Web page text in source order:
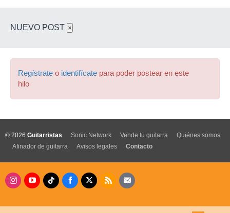
NUEVO POST ×
Regístrate o identifícate para poder postear en este
hilo
© 2026 Guitarristas Sonic Network Vende tu guitarra
Quiénes somos
Afinador de guitarra
Avisos legales Contacto